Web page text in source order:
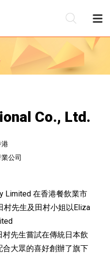
Co., Ltd.
港
公司
Limited 在香港餐飲業市
村先生及田村小姐以Eliza
先生嘗試在傳統日本飲
大眾的喜好創辦了旗下